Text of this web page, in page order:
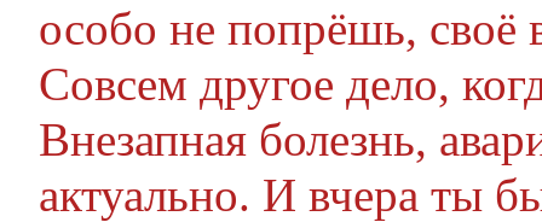
особо не попрёшь, своё
Совсем другое дело,
Внезапная болезнь,
актуально. И вчера ты